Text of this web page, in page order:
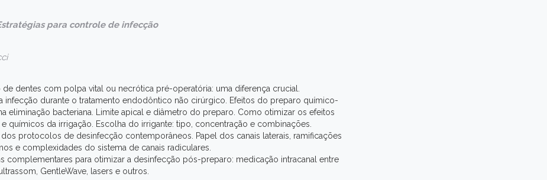
para controle de infecção
de dentes com polpa vital ou necrótica pré-operatória: uma diferença crucial.
infecção durante o tratamento endodôntico não cirúrgico. Efeitos do preparo químico-
eliminação bacteriana. Limite apical e diâmetro do preparo. Como otimizar os efeitos
químicos da irrigação. Escolha do irrigante: tipo, concentração e combinações.
dos protocolos de desinfecção contemporâneos. Papel dos canais laterais, ramificações
e complexidades do sistema de canais radiculares.
complementares para otimizar a desinfecção pós-preparo: medicação intracanal entre
GentleWave, lasers e outros.